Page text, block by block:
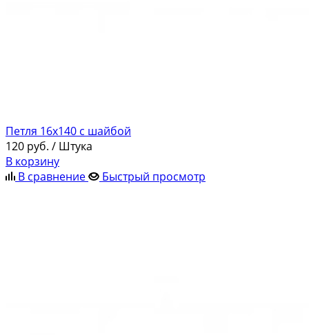
Петля 16х140 с шайбой
120 руб. / Штука
В корзину
В сравнение
Быстрый просмотр